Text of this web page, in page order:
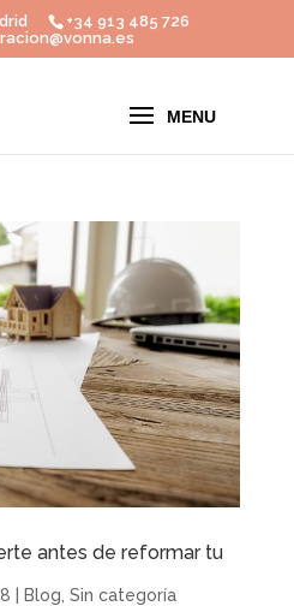
+34 913 485 726
antes de reformar tu
Blog Sin categoría